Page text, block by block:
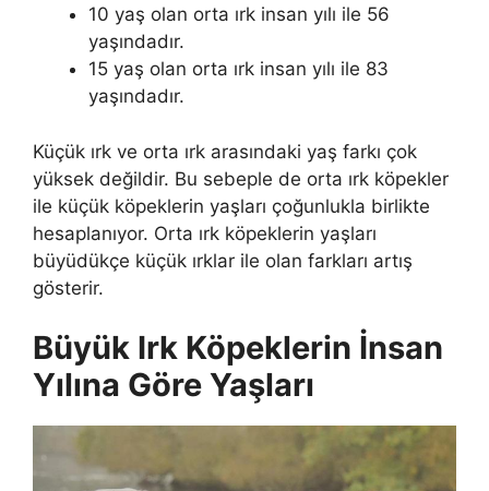
10 yaş olan orta ırk insan yılı ile 56
yaşındadır.
15 yaş olan orta ırk insan yılı ile 83
yaşındadır.
Küçük ırk ve orta ırk arasındaki yaş farkı çok
yüksek değildir. Bu sebeple de orta ırk köpekler
ile küçük köpeklerin yaşları çoğunlukla birlikte
hesaplanıyor. Orta ırk köpeklerin yaşları
büyüdükçe küçük ırklar ile olan farkları artış
gösterir.
Büyük Irk Köpeklerin İnsan
Yılına Göre Yaşları